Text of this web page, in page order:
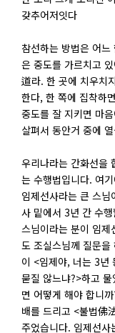
갖추어저잇다
참선하는 방법은 어
은 중도를 가르치고
道라. 한 곳에 치우치
한다, 한 쪽에 집착하
중도를 잘 지키면 마
살펴서 동안거 중에
우리나라는 간화선을
는 수행법입니다. 여
임제선사라는 큰 스
사 밑에서 3년 간 수
스님이라는 분이 임제
도 조실스님께 질문
이 <임제야, 너는 3년
묻질 않느냐?>하고
면 어떻게 해야 합니
배를 드리고 <불법佛
주었습니다. 임제선